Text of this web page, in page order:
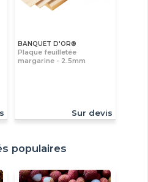
BANQUET D'OR®
Plaque feuilletée
margarine - 2.5mm
Sur devis
populaires